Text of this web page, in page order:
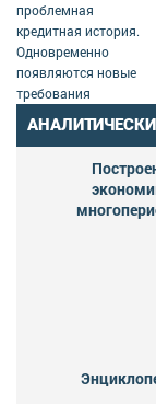
проблемная
кредитная история.
Одновременно
появляются новые
требования